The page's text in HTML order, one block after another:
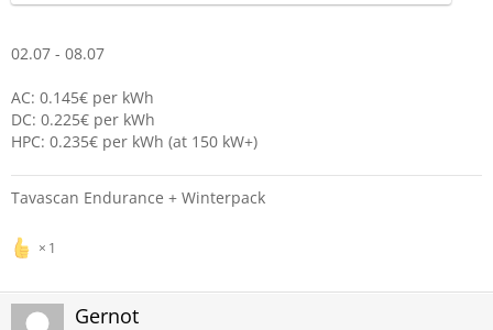
02.07 - 08.07
AC: 0.145€ per kWh
DC: 0.225€ per kWh
HPC: 0.235€ per kWh (at 150 kW+)
Tavascan Endurance + Winterpack
1
Gernot